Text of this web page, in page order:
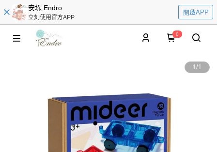
安垛 Endro
立刻使用官方APP
開啟APP
0
1/1